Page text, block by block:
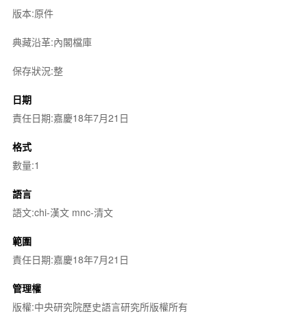
版本:原件
典藏沿革:內閣檔庫
保存狀況:整
日期
責任日期:嘉慶18年7月21日
格式
數量:1
語言
語文:chi-漢文 mnc-清文
範圍
責任日期:嘉慶18年7月21日
管理權
版權:中央研究院歷史語言研究所版權所有